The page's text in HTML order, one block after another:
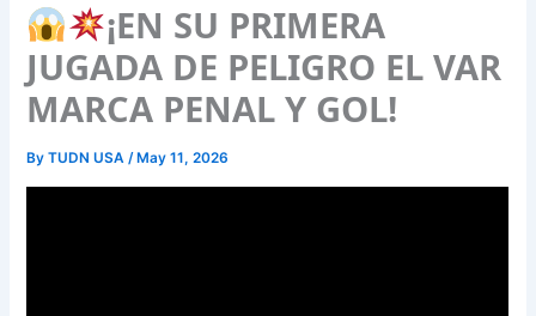
¡EN SU PRIMERA
JUGADA DE PELIGRO EL VAR
MARCA PENAL Y GOL!
ByTUDN USA/ May 11, 2026